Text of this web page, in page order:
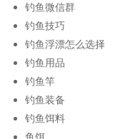
钓鱼微信群
钓鱼技巧
钓鱼浮漂怎么选择
钓鱼用品
钓鱼竿
钓鱼装备
钓鱼饵料